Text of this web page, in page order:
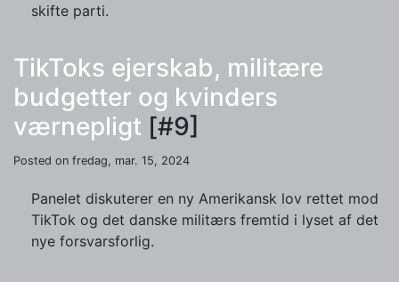
skifte parti.
TikToks ejerskab, militære
budgetter og kvinders
værnepligt [#9]
Posted on fredag, mar. 15, 2024
Panelet diskuterer en ny Amerikansk lov rettet mod
TikTok og det danske militærs fremtid i lyset af det
nye forsvarsforlig.